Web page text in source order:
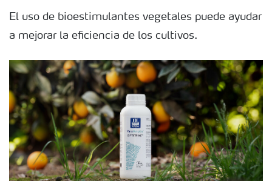
El uso de bioestimulantes vegetales puede ayudar
a mejorar la eficiencia de los cultivos.